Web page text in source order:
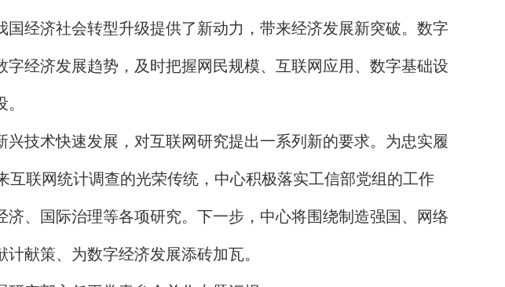
经济社会转型升级提供了新动力，带来经济发展新突破。数字
经济发展趋势，及时把握网民规模、互联网应用、数字基础设
术快速发展，对互联网研究提出一系列新的要求。为忠实履
联网统计调查的光荣传统，中心积极落实工信部党组的工作
、国际治理等各项研究。下一步，中心将围绕制造强国、网络
献策、为数字经济发展添砖加瓦。